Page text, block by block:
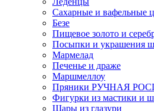
Сахарные и вафельные
Безе
Пищевое золото и
Посыпки и украшения
Мармелад
Печенье и драже
Маршмеллоу
Пряники РУЧНАЯ
Фигурки из мастики и
Шары из глазури